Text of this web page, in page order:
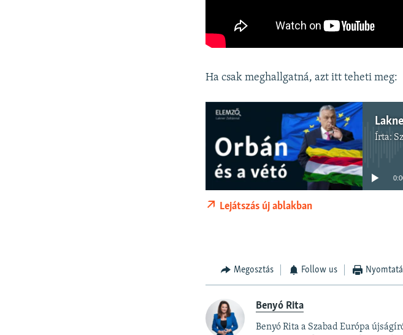
Ha csak meghallgatná, azt itt teheti meg:
Írta:
Jelenleg
Lejátszás új ablakban
Megosztás Follow us
Benyó Rita
Benyó Rita a Szabad Európa